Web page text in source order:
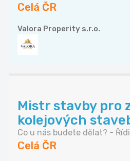
Celá ČR
Valora Properity s.r.o.
Mistr stavby pro
kolejových
Co u nás budete dělat? -
Celá ČR